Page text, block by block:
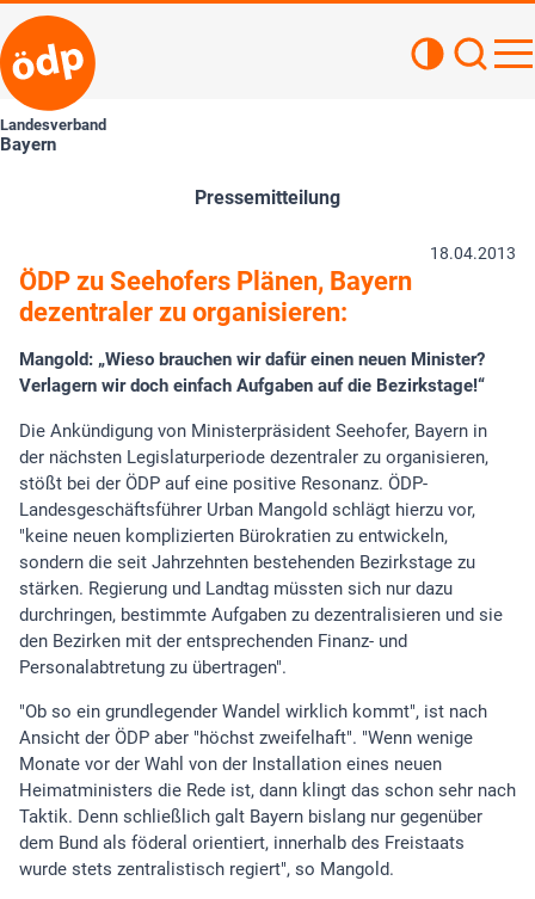
Landesverband
Bayern
Pressemitteilung
18.04.2013
ÖDP zu Seehofers Plänen, Bayern
dezentraler zu organisieren:
Mangold: „Wieso brauchen wir dafür einen neuen Minister?
Verlagern wir doch einfach Aufgaben auf die Bezirkstage!“
Die Ankündigung von Ministerpräsident Seehofer, Bayern in
der nächsten Legislaturperiode dezentraler zu organisieren,
stößt bei der ÖDP auf eine positive Resonanz. ÖDP-
Landesgeschäftsführer Urban Mangold schlägt hierzu vor,
"keine neuen komplizierten Bürokratien zu entwickeln,
sondern die seit Jahrzehnten bestehenden Bezirkstage zu
stärken. Regierung und Landtag müssten sich nur dazu
durchringen, bestimmte Aufgaben zu dezentralisieren und sie
den Bezirken mit der entsprechenden Finanz- und
Personalabtretung zu übertragen".
"Ob so ein grundlegender Wandel wirklich kommt", ist nach
Ansicht der ÖDP aber "höchst zweifelhaft". "Wenn wenige
Monate vor der Wahl von der Installation eines neuen
Heimatministers die Rede ist, dann klingt das schon sehr nach
Taktik. Denn schließlich galt Bayern bislang nur gegenüber
dem Bund als föderal orientiert, innerhalb des Freistaats
wurde stets zentralistisch regiert", so Mangold.